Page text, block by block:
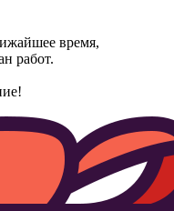
время,
работ.